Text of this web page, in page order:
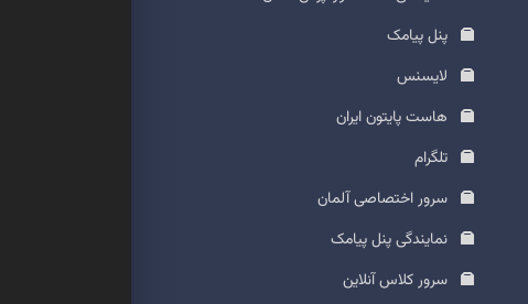
پنل پیامک
لایسنس
هاست پایتون ایران
تلگرام
سرور اختصاصی آلمان
نمایندگی پنل پیامک
سرور کلاس آنلاین